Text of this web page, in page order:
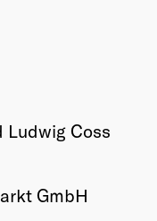
Ludwig Coss
GmbH